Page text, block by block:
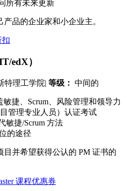
所有未来更新
品的企业家和小企业主。
扣
edX）
特理工学院| 等级： 中间的
敏捷、Scrum、风险管理和领导力
管理专业人员）认证考试
敏捷/Scrum 方法
的途径
目并希望获得公认的 PM 证书的
课程优惠券